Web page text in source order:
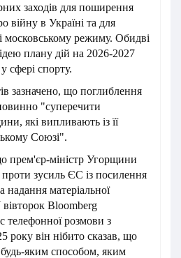
заходів для поширення
війну в Україні та для
московському режиму. Обидві
плану дій на 2026-2027
сфері спорту.
зазначено, що поглиблення
"суперечити
які випливають із її
Союзі".
прем'єр-міністр Угорщини
зусиль ЄС із посилення
надання матеріальної
Bloomberg
телефонної розмови з
року він нібито сказав, що
яким способом, яким